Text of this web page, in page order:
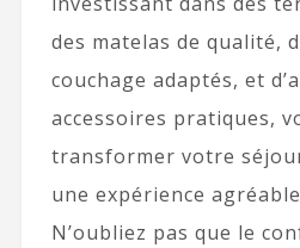
des matelas de qualité,
couchage adaptés, et
accessoires pratiques,
transformer votre
une expérience
N’oubliez pas que le